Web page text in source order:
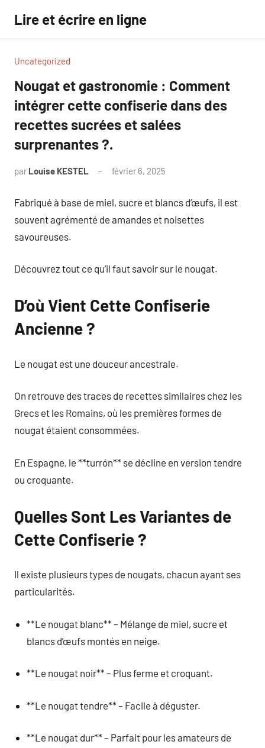
contenu
Lire et écrire en ligne
Uncategorized
Nougat et gastronomie : Comment
intégrer cette confiserie dans des
recettes sucrées et salées
surprenantes ?.
par Louise KESTEL février 6, 2025
Fabriqué à base de miel, sucre et blancs d’œufs, il est
souvent agrémenté de amandes et noisettes
savoureuses.
Découvrez tout ce qu’il faut savoir sur le nougat.
D’où Vient Cette Confiserie
Ancienne ?
Le nougat est une douceur ancestrale.
On retrouve des traces de recettes similaires chez les
Grecs et les Romains, où les premières formes de
nougat étaient consommées.
En Espagne, le **turrón** se décline en version tendre
ou croquante.
Quelles Sont Les Variantes de
Cette Confiserie ?
Il existe plusieurs types de nougats, chacun ayant ses
particularités.
**Le nougat blanc** – Mélange de miel, sucre et
blancs d’œufs montés en neige.
**Le nougat noir** – Plus ferme et croquant.
**Le nougat tendre** – Facile à déguster.
**Le nougat dur** – Parfait pour les amateurs de